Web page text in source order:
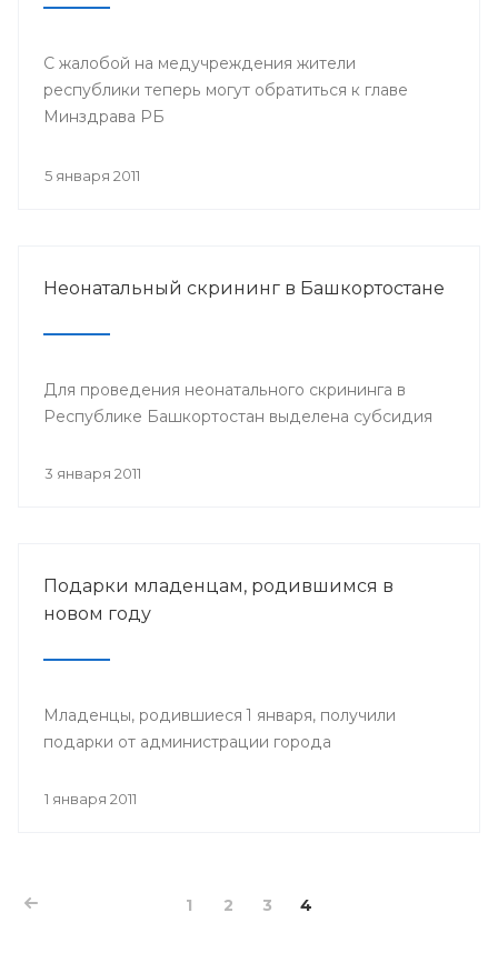
С жалобой на медучреждения жители
республики теперь могут обратиться к главе
Минздрава РБ
5 января 2011
Неонатальный скрининг в Башкортостане
Для проведения неонатального скрининга в
Республике Башкортостан выделена субсидия
3 января 2011
Подарки младенцам, родившимся в
новом году
Младенцы, родившиеся 1 января, получили
подарки от администрации города
1 января 2011
1 2 3 4